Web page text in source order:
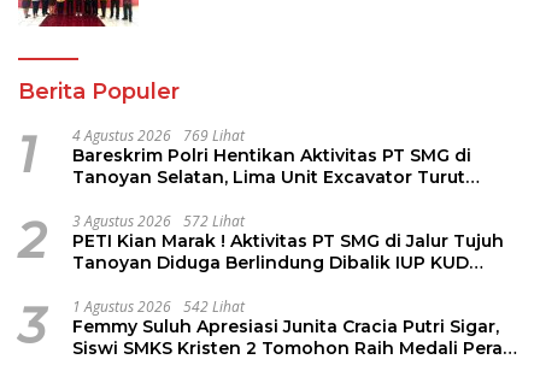
Berita Populer
1 4 Agustus 2026 769 Lihat
Bareskrim Polri Hentikan Aktivitas PT SMG di
Tanoyan Selatan, Lima Unit Excavator Turut
2 3 Agustus 2026 572 Lihat
PETI Kian Marak ! Aktivitas PT SMG di Jalur Tujuh
Tanoyan Diduga Berlindung Dibalik IUP KUD
3 1 Agustus 2026 542 Lihat
Femmy Suluh Apresiasi Junita Cracia Putri Sigar,
Siswi SMKS Kristen 2 Tomohon Raih Medali Perak